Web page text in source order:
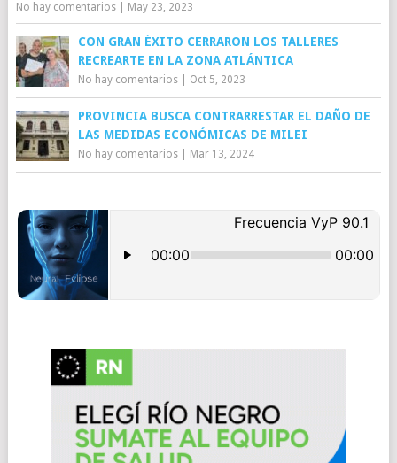
No hay comentarios| May 23, 2023
CON GRAN ÉXITO CERRARON LOS TALLERES
RECREARTE EN LA ZONA ATLÁNTICA
No hay comentarios| Oct 5, 2023
PROVINCIA BUSCA CONTRARRESTAR EL DAÑO DE
LAS MEDIDAS ECONÓMICAS DE MILEI
No hay comentarios| Mar 13, 2024